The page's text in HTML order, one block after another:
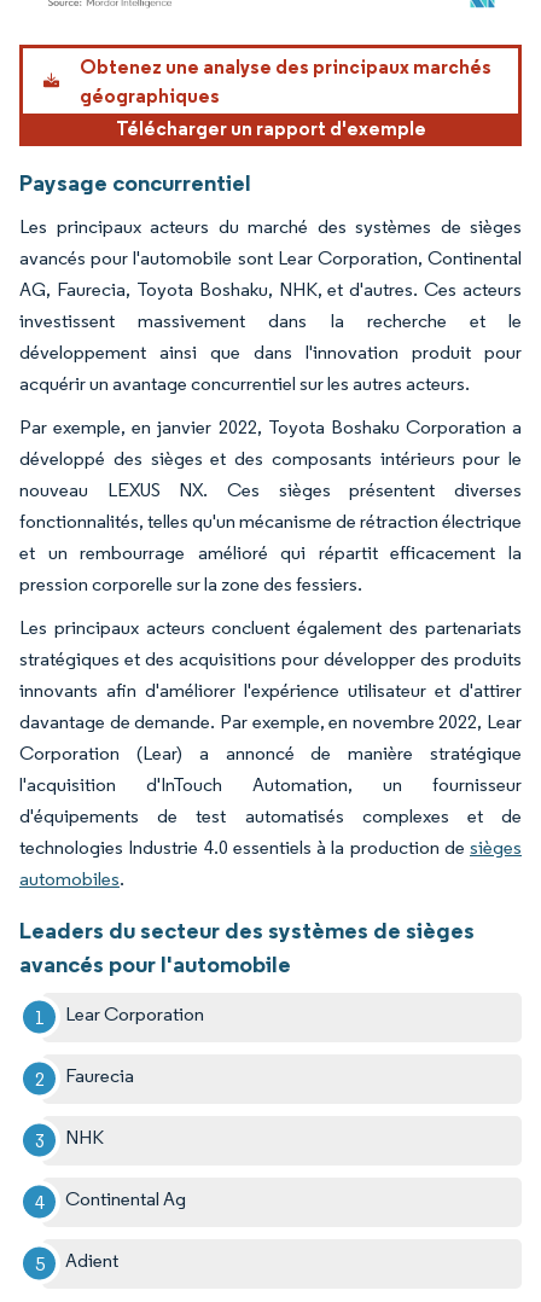
Image © Mordor Intelligence. La réutilisation nécessite une attribution sous CC BY
Obtenez une analyse des principaux marchés
géographiques
Télécharger un rapport d'exemple
Paysage concurrentiel
Les principaux acteurs du marché des systèmes de sièges
avancés pour l'automobile sont Lear Corporation, Continental
AG, Faurecia, Toyota Boshaku, NHK, et d'autres. Ces acteurs
investissent massivement dans la recherche et le
développement ainsi que dans l'innovation produit pour
acquérir un avantage concurrentiel sur les autres acteurs.
Par exemple, en janvier 2022, Toyota Boshaku Corporation a
développé des sièges et des composants intérieurs pour le
nouveau LEXUS NX. Ces sièges présentent diverses
fonctionnalités, telles qu'un mécanisme de rétraction électrique
et un rembourrage amélioré qui répartit efficacement la
pression corporelle sur la zone des fessiers.
Les principaux acteurs concluent également des partenariats
stratégiques et des acquisitions pour développer des produits
innovants afin d'améliorer l'expérience utilisateur et d'attirer
davantage de demande. Par exemple, en novembre 2022, Lear
Corporation (Lear) a annoncé de manière stratégique
l'acquisition d'InTouch Automation, un fournisseur
d'équipements de test automatisés complexes et de
technologies Industrie 4.0 essentiels à la production de sièges
automobiles.
Leaders du secteur des systèmes de sièges
avancés pour l'automobile
Lear Corporation
Faurecia
NHK
Continental Ag
Adient